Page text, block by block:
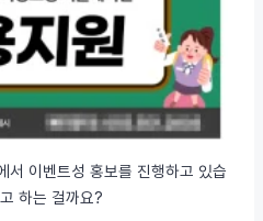
서 이벤트성 홍보를 진행하고 있습
하는 걸까요?